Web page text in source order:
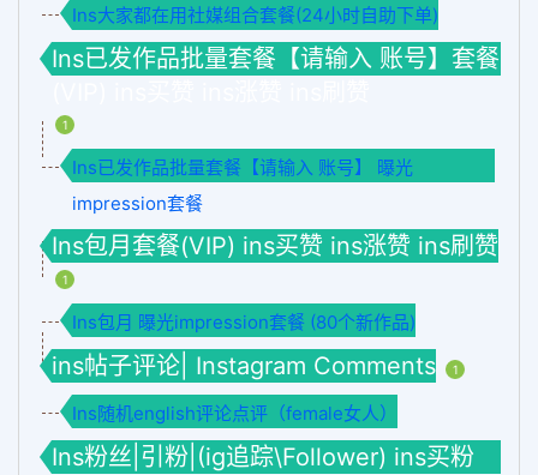
Ins大家都在用社媒组合套餐(24小时自助下单)
Ins已发作品批量套餐【请输入 账号】套餐
1
Ins已发作品批量套餐【请输入 账号】 曝光
impression套餐
Ins包月套餐(VIP) ins买赞 ins涨赞 ins刷赞
1
Ins包月 曝光impression套餐 (80个新作品)
ins帖子评论| Instagram Comments 1
Ins随机english评论点评（female女人）
Ins粉丝|引粉|(ig追踪\Follower) ins买粉